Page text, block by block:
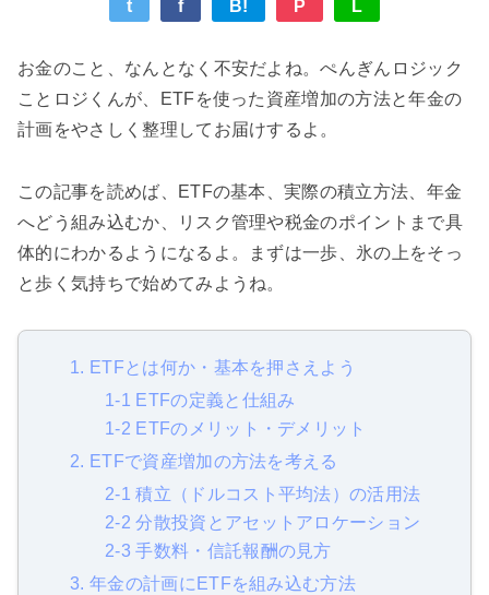
t f B! P L
お金のこと、なんとなく不安だよね。ぺんぎんロジック
ことロジくんが、ETFを使った資産増加の方法と年金の
計画をやさしく整理してお届けするよ。
この記事を読めば、ETFの基本、実際の積立方法、年金
へどう組み込むか、リスク管理や税金のポイントまで具
体的にわかるようになるよ。まずは一歩、氷の上をそっ
と歩く気持ちで始めてみようね。
1. ETFとは何か・基本を押さえよう
1-1 ETFの定義と仕組み
1-2 ETFのメリット・デメリット
2. ETFで資産増加の方法を考える
2-1 積立（ドルコスト平均法）の活用法
2-2 分散投資とアセットアロケーション
2-3 手数料・信託報酬の見方
3. 年金の計画にETFを組み込む方法